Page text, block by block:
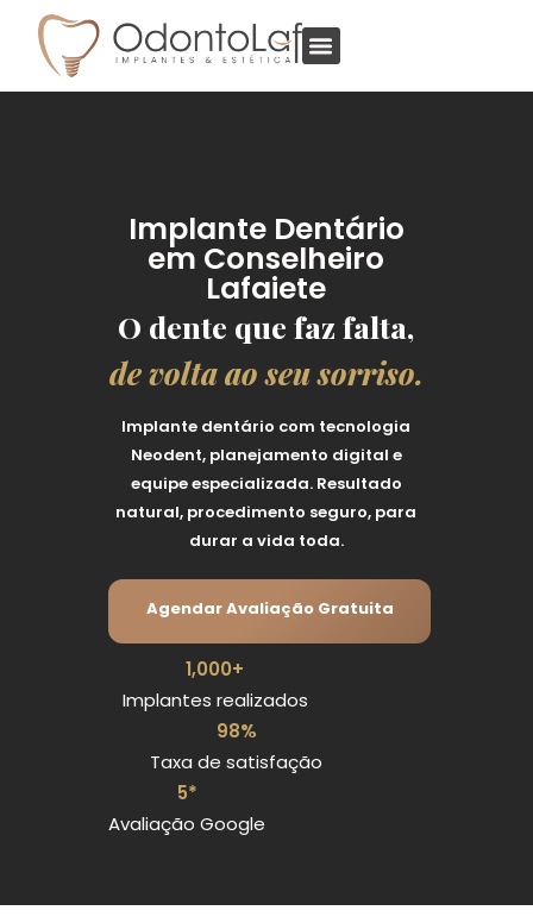
Implante Dentário
em Conselheiro
Lafaiete
O dente que faz falta,
de volta ao seu sorriso.
Implante dentário com tecnologia
Neodent, planejamento digital e
equipe especializada. Resultado
natural, procedimento seguro, para
durar a vida toda.
Agendar Avaliação Gratuita
Implantes realizados
1,000+
Taxa de satisfação
98%
Avaliação Google
5*